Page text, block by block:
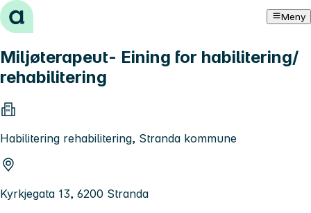
Hopp til innhold Meny
Miljøterapeut- Eining for habilitering/
rehabilitering
Habilitering rehabilitering, Stranda kommune
Kyrkjegata 13, 6200 Stranda